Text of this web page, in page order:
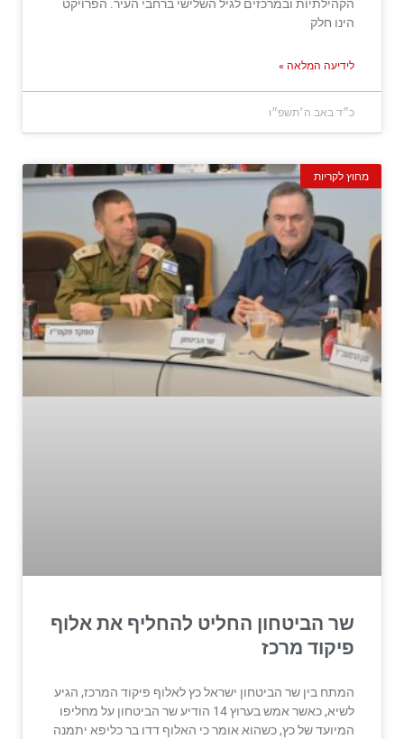
הקהילתיות ובמרכזים לגיל השלישי ברחבי העיר. הפרויקט
הינו חלק
לידיעה המלאה »
כ״ד באב ה׳תשפ״ו
מחוץ לקריות
שר הביטחון החליט להחליף את אלוף
פיקוד מרכז
המתח בין שר הביטחון ישראל כץ לאלוף פיקוד המרכז, הגיע
לשיא, כאשר אמש בערוץ 14 הודיע שר הביטחון על מחליפו
המיועד של כץ, כשהוא אומר כי האלוף דדו בר כליפא יתמנה